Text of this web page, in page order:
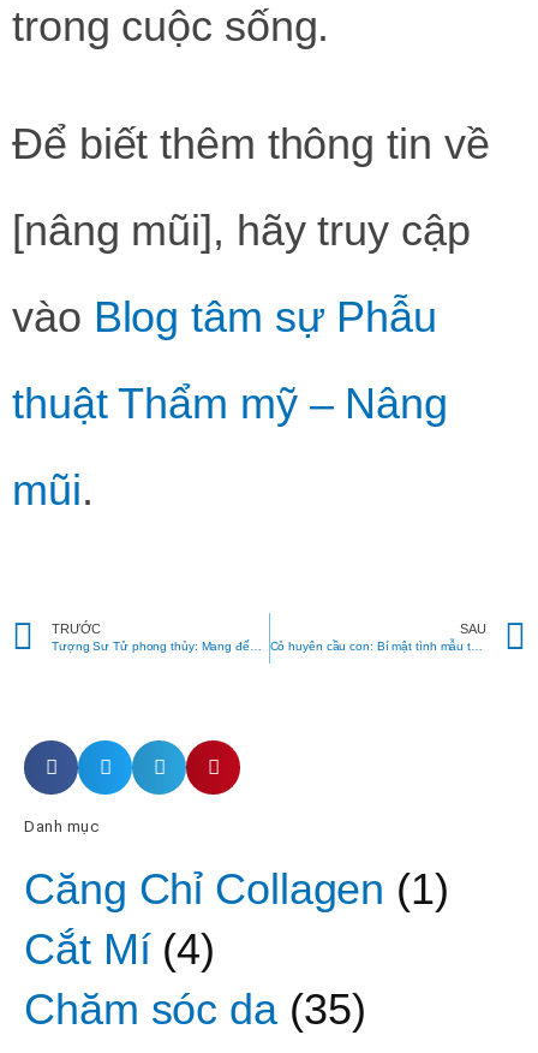
trong cuộc sống.
Để biết thêm thông tin về
[nâng mũi], hãy truy cập
vào Blog tâm sự Phẫu
thuật Thẩm mỹ – Nâng
mũi.
Prev
TRƯỚC SAU
Danh mục
Căng Chỉ Collagen (1)
Cắt Mí(4)
Chăm sóc da(35)